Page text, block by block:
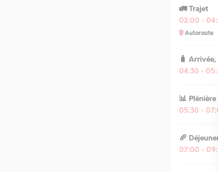
🚛 Trajet
02:00 -
Autoroute
🧳
04:30 -
📊 Plénière
05:30 -
🥖
07:00 -